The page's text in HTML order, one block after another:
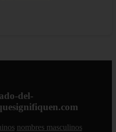
del-
nombres masculinos